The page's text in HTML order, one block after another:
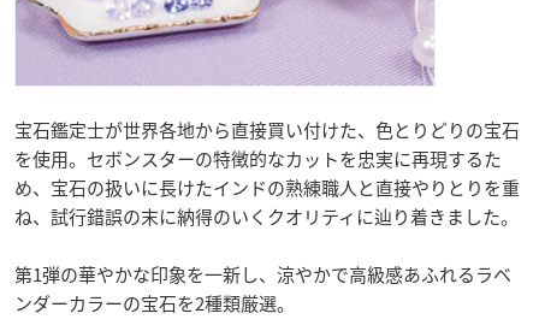
宝石鑑定士が世界各地から直接買い付けた、色とりどりの宝石
を使用。セボンスターの特徴的なカットを忠実に再現するた
め、宝石の扱いに長けたインドの熟練職人と直接やりとりを重
ね、試行錯誤の末に納得のいくクオリティに辿り着きました。
第1弾の華やかな印象を一新し、涼やかで高級感あふれるラベ
ンダーカラーの宝石を2種類厳選。